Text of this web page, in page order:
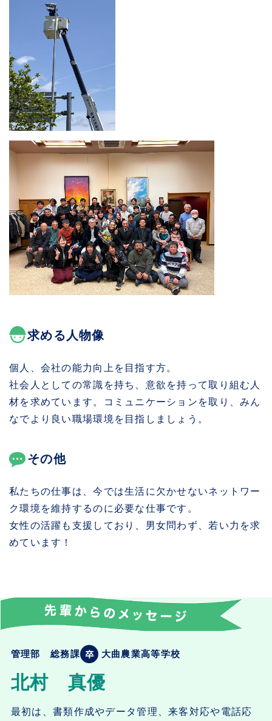
求める人物像
個人、会社の能力向上を目指す方。
社会人としての常識を持ち、意欲を持って取り組む人
材を求めています。コミュニケーションを取り、みん
なでより良い職場環境を目指しましょう。
その他
私たちの仕事は、今では生活に欠かせないネットワー
ク環境を維持するのに必要な仕事です。
女性の活躍も支援しており、男女問わず、若い力を求
めています！
管理部 総務課 大曲農業高等学校
北村 真優
最初は、書類作成やデータ管理、来客対応や電話応